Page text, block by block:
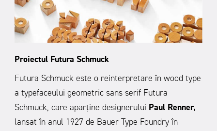
Proiectul Futura Schmuck
Futura Schmuck este o reinterpretare în wood type
a typefaceului geometric sans serif Futura
Schmuck, care aparține designerului Paul Renner,
lansat în anul 1927 de Bauer Type Foundry în